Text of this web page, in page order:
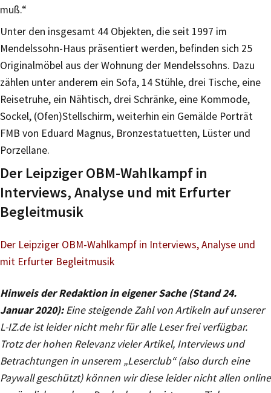
muß.“
Unter den insgesamt 44 Objekten, die seit 1997 im
Mendelssohn-Haus präsentiert werden, befinden sich 25
Originalmöbel aus der Wohnung der Mendelssohns. Dazu
zählen unter anderem ein Sofa, 14 Stühle, drei Tische, eine
Reisetruhe, ein Nähtisch, drei Schränke, eine Kommode,
Sockel, (Ofen)Stellschirm, weiterhin ein Gemälde Porträt
FMB von Eduard Magnus, Bronzestatuetten, Lüster und
Porzellane.
Der Leipziger OBM-Wahlkampf in
Interviews, Analyse und mit Erfurter
Begleitmusik
Der Leipziger OBM-Wahlkampf in Interviews, Analyse und
mit Erfurter Begleitmusik
Hinweis der Redaktion in eigener Sache (Stand 24.
Januar 2020):Eine steigende Zahl von Artikeln auf unserer
L-IZ.de ist leider nicht mehr für alle Leser frei verfügbar.
Trotz der hohen Relevanz vieler Artikel, Interviews und
Betrachtungen in unserem „Leserclub“ (also durch eine
Paywall geschützt) können wir diese leider nicht allen online